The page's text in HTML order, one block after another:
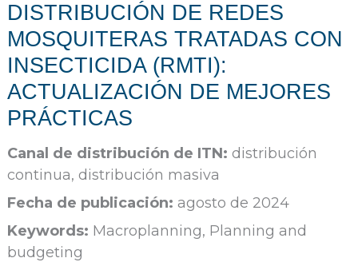
DISTRIBUCIÓN DE REDES
MOSQUITERAS TRATADAS CON
INSECTICIDA (RMTI):
ACTUALIZACIÓN DE MEJORES
PRÁCTICAS
Canal de distribución de ITN: distribución
continua, distribución masiva
Fecha de publicación: agosto de 2024
Keywords: Macroplanning, Planning and
budgeting